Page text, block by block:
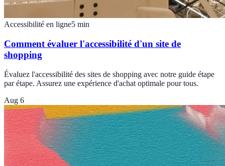
Accessibilité en ligne5 min
Comment évaluer l'accessibilité d'un site de
shopping
Évaluez l'accessibilité des sites de shopping avec notre guide étape
par étape. Assurez une expérience d'achat optimale pour tous.
Aug 6